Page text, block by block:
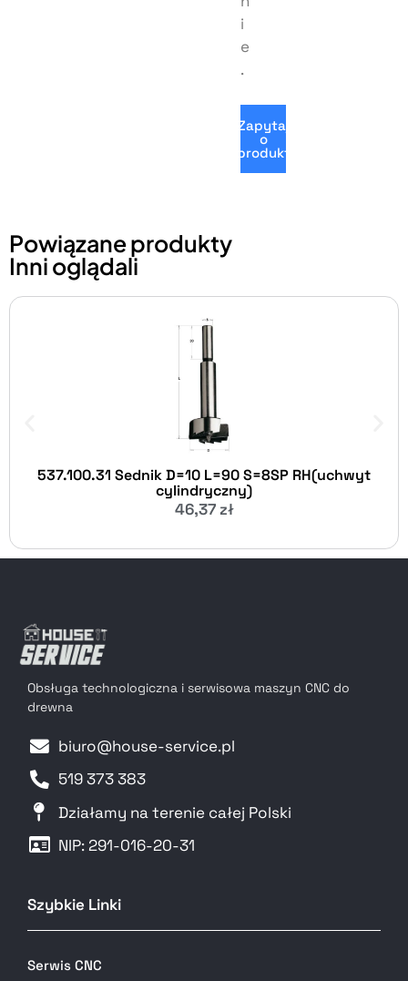
i
e
.
Zapytaj
o
produkt
Powiązane produkty
Inni oglądali
537.100.31 Sednik D=10 L=90 S=8SP RH(uchwyt
cylindryczny)
46,37 zł
Obsługa technologiczna i serwisowa maszyn CNC do
drewna
biuro@house-service.pl
519 373 383
Działamy na terenie całej Polski
NIP: 291-016-20-31​
Szybkie Linki
Serwis CNC